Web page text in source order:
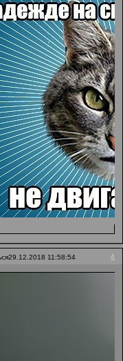
4
29.12.2018 11:58:54